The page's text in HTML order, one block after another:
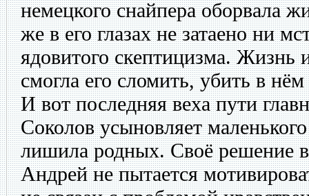
немецкого снайпера оборвала
же в его глазах не затаено ни
ядовитого скептицизма. Жизнь
смогла его сломить, убить в
И вот последняя веха пути
Соколов усыновляет
лишила родных. Своё решение
Андрей не пытается